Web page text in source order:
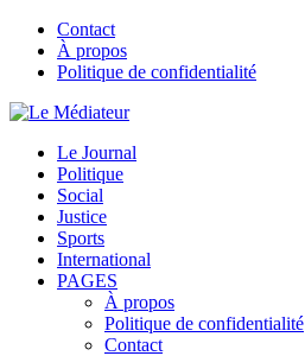
Contact
À propos
Politique de confidentialité
Le Journal
Politique
Social
Justice
Sports
International
PAGES
À propos
Politique de confidentialité
Contact